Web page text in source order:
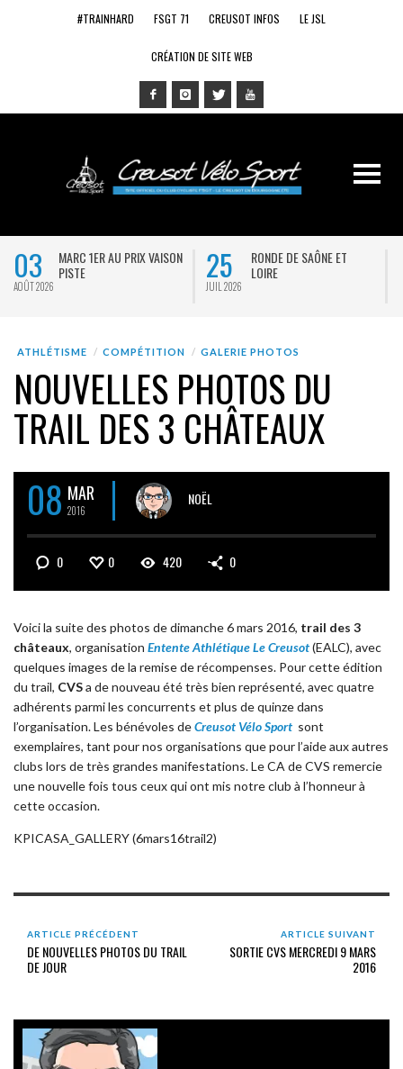
#TRAINHARD FSGT 71 CREUSOT INFOS LE JSL
CRÉATION DE SITE WEB
03
AOÛT 2026
MARC 1ER AU PRIX VAISON
PISTE
25
JUIL 2026
RONDE DE SAÔNE ET
LOIRE
ATHLÉTISME COMPÉTITION GALERIE PHOTOS
NOUVELLES PHOTOS DU
TRAIL DES 3 CHÂTEAUX
08 MAR
2016
NOËL
0 0 420 0
Voici la suite des photos de dimanche 6 mars 2016, trail des 3
châteaux, organisation Entente Athlétique Le Creusot(EALC), avec
quelques images de la remise de récompenses. Pour cette édition
du trail, CVSa de nouveau été très bien représenté, avec quatre
adhérents parmi les concurrents et plus de quinze dans
l’organisation. Les bénévoles deCreusot Vélo Sport sont
exemplaires, tant pour nos organisations que pour l’aide aux autres
clubs lors de très grandes manifestations. Le CA de CVS remercie
une nouvelle fois tous ceux qui ont mis notre club à l’honneur à
cette occasion.
KPICASA_GALLERY (6mars16trail2)
ARTICLE PRÉCÉDENT
DE NOUVELLES PHOTOS DU TRAIL
DE JOUR
ARTICLE SUIVANT
SORTIE CVS MERCREDI 9 MARS
2016